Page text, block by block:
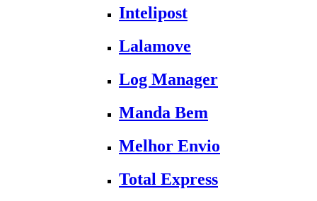
Intelipost
Lalamove
Log Manager
Manda Bem
Melhor Envio
Total Express